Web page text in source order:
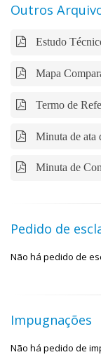
Outros
Estudo
Mapa
Termo de
Minuta de ata
Minuta de
Pedido de
Não há pedido de
Impugnações
Não há pedido de